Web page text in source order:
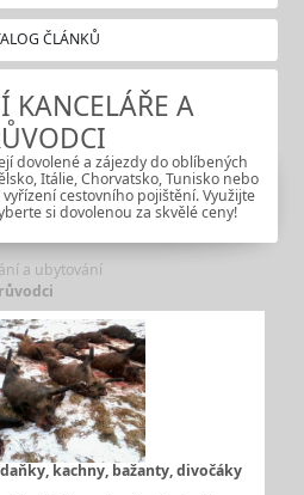
ČLÁNKŮ
KANCELÁŘE A
dovolené a zájezdy do oblíbených
Itálie, Chorvatsko, Tunisko nebo
cestovního pojištění. Využijte
si dovolenou za skvělé ceny!
a ubytování
kachny, bažanty, divočáky